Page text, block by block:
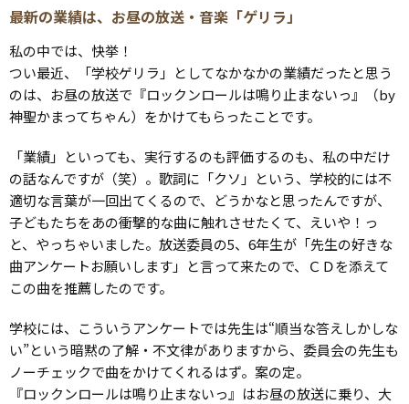
最新の業績は、お昼の放送・音楽「ゲリラ」
私の中では、快挙！
つい最近、「学校ゲリラ」としてなかなかの業績だったと思う
のは、お昼の放送で『ロックンロールは鳴り止まないっ』（by
神聖かまってちゃん）をかけてもらったことです。
「業績」といっても、実行するのも評価するのも、私の中だけ
の話なんですが（笑）。歌詞に「クソ」という、学校的には不
適切な言葉が一回出てくるので、どうかなと思ったんですが、
子どもたちをあの衝撃的な曲に触れさせたくて、えいや！っ
と、やっちゃいました。放送委員の5、6年生が「先生の好きな
曲アンケートお願いします」と言って来たので、ＣＤを添えて
この曲を推薦したのです。
学校には、こういうアンケートでは先生は“順当な答えしかしな
い”という暗黙の了解・不文律がありますから、委員会の先生も
ノーチェックで曲をかけてくれるはず。案の定。
『ロックンロールは鳴り止まないっ』はお昼の放送に乗り、大